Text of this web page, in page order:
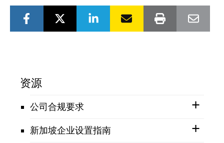
资源
公司合规要求
新加坡企业设置指南